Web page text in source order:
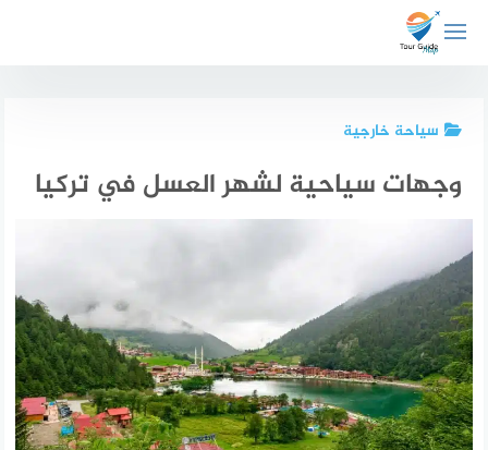
المحتوى
سياحة خارجية
وجهات سياحية لشهر العسل في تركيا